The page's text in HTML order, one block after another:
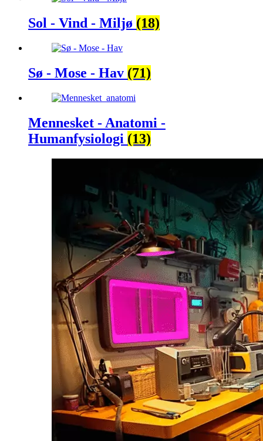
Sol - Vind - Miljø (18)
Sø - Mose - Hav (71)
Mennesket - Anatomi -
Humanfysiologi (13)